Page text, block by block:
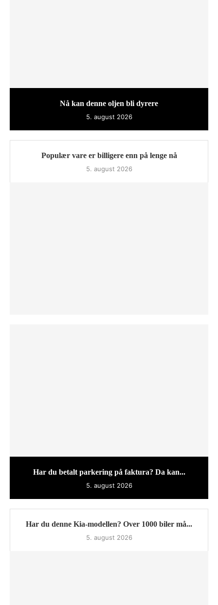
Nå kan denne oljen bli dyrere
5. august 2026
Populær vare er billigere enn på lenge nå
5. august 2026
Har du betalt parkering på faktura? Da kan...
5. august 2026
Har du denne Kia-modellen? Over 1000 biler må...
5. august 2026